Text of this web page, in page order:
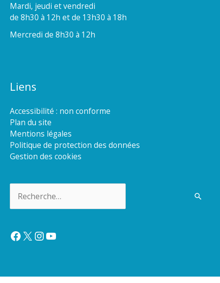
Mardi, jeudi et vendredi
de 8h30 à 12h et de 13h30 à 18h
Mercredi de 8h30 à 12h
Liens
Accessibilité : non conforme
Plan du site
Mentions légales
Politique de protection des données
Gestion des cookies
Facebook
X Instagram
YouTube